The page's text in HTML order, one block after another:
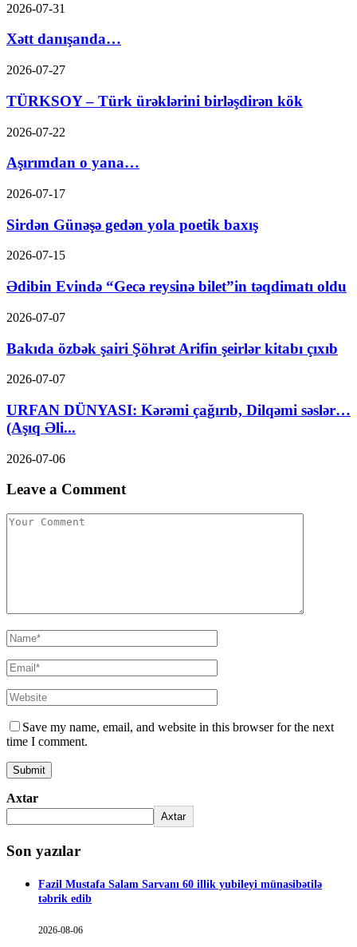
2026-07-31
Xətt danışanda…
2026-07-27
TÜRKSOY – Türk ürəklərini birləşdirən kök
2026-07-22
Aşırımdan o yana…
2026-07-17
Sirdən Günəşə gedən yola poetik baxış
2026-07-15
Ədibin Evində “Gecə reysinə bilet”in təqdimatı oldu
2026-07-07
Bakıda özbək şairi Şöhrət Arifin şeirlər kitabı çıxıb
2026-07-07
URFAN DÜNYASI: Kərəmi çağırıb, Dilqəmi səslər…
(Aşıq Əli...
2026-07-06
Leave a Comment
Save my name, email, and website in this browser for the next
time I comment.
Axtar
Axtar
Son yazılar
Fazil Mustafa Salam Sarvanı 60 illik yubileyi münasibətilə
təbrik edib
2026-08-06